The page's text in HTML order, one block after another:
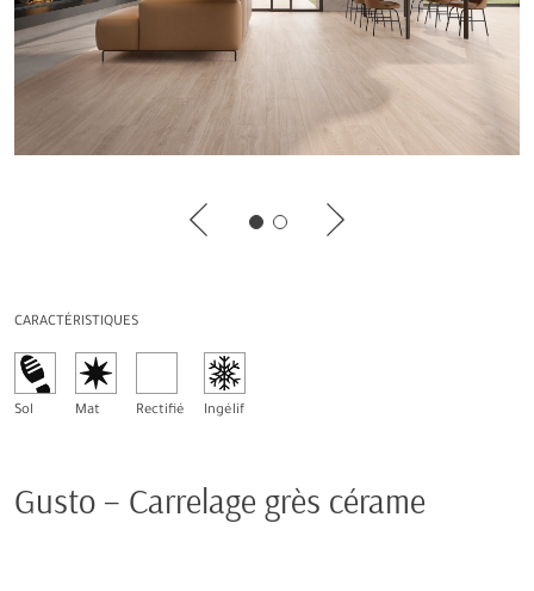
CARACTÉRISTIQUES
Sol Mat Rectifié Ingélif
Gusto – Carrelage grès cérame